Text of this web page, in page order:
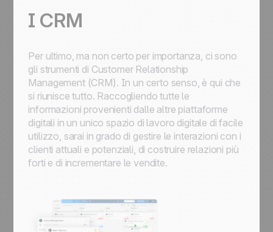
I CRM
Per ultimo, ma non certo per importanza, ci sono
gli strumenti di Customer Relationship
Management (CRM). In un certo senso, è qui che
si riunisce tutto. Raccogliendo tutte le
informazioni provenienti dalle altre piattaforme
digitali in un unico spazio di lavoro digitale di facile
utilizzo, sarai in grado di gestire le interazioni con i
clienti attuali e potenziali, di costruire relazioni più
forti e di incrementare le vendite.